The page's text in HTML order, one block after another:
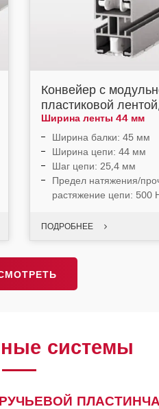
Конвейер с
пластиковой
Ширина ленты 44 мм
Ширина балки: 45 мм
Ширина цепи: 44 мм
Шаг цепи: 25,4 мм
Предел натяжения/
растяжение цепи: 500
ПОДРОБНЕЕ
системы